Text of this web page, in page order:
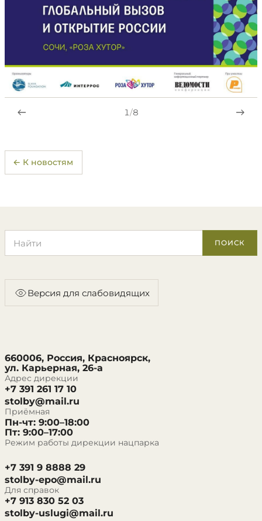
1/8
← К новостям
ПОИСК
Версия для слабовидящих
660006, Россия, Красноярск,
ул. Карьерная, 26-а
Адрес дирекции
+7 391 261 17 10
stolby@mail.ru
Приёмная
Пн-чт: 9:00–18:00
Пт: 9:00–17:00
Режим работы дирекции нацпарка
+7 391 9 8888 29
stolby-epo@mail.ru
Для справок
+7 913 830 52 03
stolby-uslugi@mail.ru